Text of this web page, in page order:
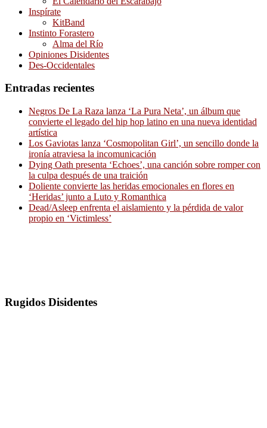
Inspírate
KitBand
Instinto Forastero
Alma del Río
Opiniones Disidentes
Des-Occidentales
Entradas recientes
Negros De La Raza lanza ‘La Pura Neta’, un álbum que
convierte el legado del hip hop latino en una nueva identidad
artística
Los Gaviotas lanza ‘Cosmopolitan Girl’, un sencillo donde la
ironía atraviesa la incomunicación
Dying Oath presenta ‘Echoes’, una canción sobre romper con
la culpa después de una traición
Doliente convierte las heridas emocionales en flores en
‘Heridas’ junto a Luto y Romanthica
Dead/Asleep enfrenta el aislamiento y la pérdida de valor
propio en ‘Victimless’
Rugidos Disidentes